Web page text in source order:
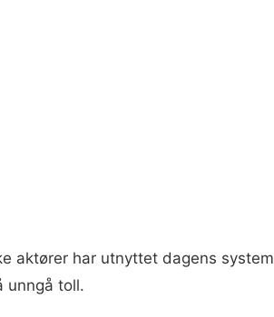
aktører har utnyttet dagens system
unngå toll.